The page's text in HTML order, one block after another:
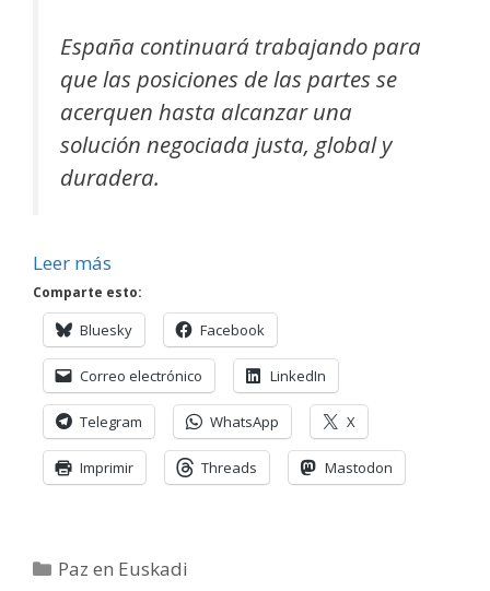
España continuará trabajando para
que las posiciones de las partes se
acerquen hasta alcanzar una
solución negociada justa, global y
duradera.
Leer más
Comparte esto:
Bluesky Facebook
Correo electrónico LinkedIn
Telegram WhatsApp X
Imprimir Threads Mastodon
Categorías
Paz en Euskadi